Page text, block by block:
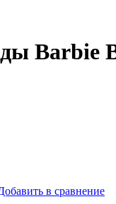
Barbie
в сравнение